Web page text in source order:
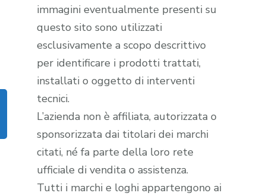
immagini eventualmente presenti su
questo sito sono utilizzati
esclusivamente a scopo descrittivo
per identificare i prodotti trattati,
installati o oggetto di interventi
tecnici.
L’azienda non è affiliata, autorizzata o
sponsorizzata dai titolari dei marchi
citati, né fa parte della loro rete
ufficiale di vendita o assistenza.
Tutti i marchi e loghi appartengono ai